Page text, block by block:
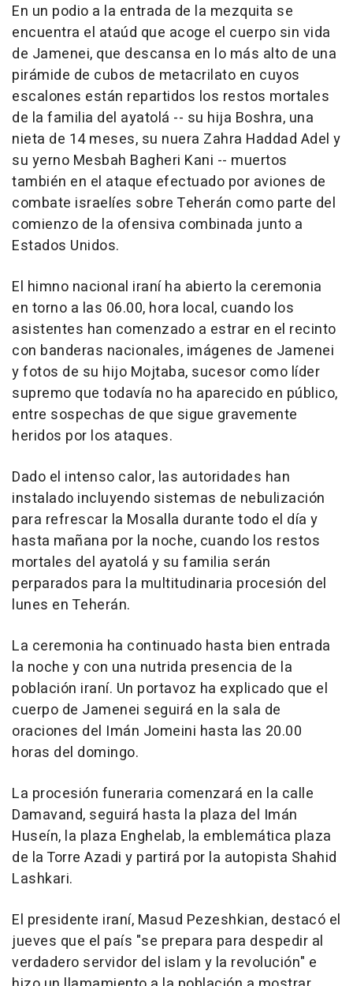
En un podio a la entrada de la mezquita se
encuentra el ataúd que acoge el cuerpo sin vida
de Jamenei, que descansa en lo más alto de una
pirámide de cubos de metacrilato en cuyos
escalones están repartidos los restos mortales
de la familia del ayatolá -- su hija Boshra, una
nieta de 14 meses, su nuera Zahra Haddad Adel y
su yerno Mesbah Bagheri Kani -- muertos
también en el ataque efectuado por aviones de
combate israelíes sobre Teherán como parte del
comienzo de la ofensiva combinada junto a
Estados Unidos.
El himno nacional iraní ha abierto la ceremonia
en torno a las 06.00, hora local, cuando los
asistentes han comenzado a estrar en el recinto
con banderas nacionales, imágenes de Jamenei
y fotos de su hijo Mojtaba, sucesor como líder
supremo que todavía no ha aparecido en público,
entre sospechas de que sigue gravemente
heridos por los ataques.
Dado el intenso calor, las autoridades han
instalado incluyendo sistemas de nebulización
para refrescar la Mosalla durante todo el día y
hasta mañana por la noche, cuando los restos
mortales del ayatolá y su familia serán
perparados para la multitudinaria procesión del
lunes en Teherán.
La ceremonia ha continuado hasta bien entrada
la noche y con una nutrida presencia de la
población iraní. Un portavoz ha explicado que el
cuerpo de Jamenei seguirá en la sala de
oraciones del Imán Jomeini hasta las 20.00
horas del domingo.
La procesión funeraria comenzará en la calle
Damavand, seguirá hasta la plaza del Imán
Huseín, la plaza Enghelab, la emblemática plaza
de la Torre Azadi y partirá por la autopista Shahid
Lashkari.
El presidente iraní, Masud Pezeshkian, destacó el
jueves que el país "se prepara para despedir al
verdadero servidor del islam y la revolución" e